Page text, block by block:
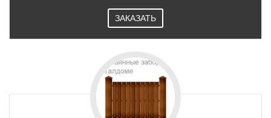
ЗАКАЗАТЬ